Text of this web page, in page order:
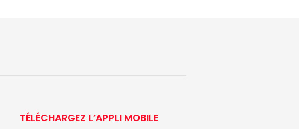
TÉLÉCHARGEZ L’APPLI MOBILE